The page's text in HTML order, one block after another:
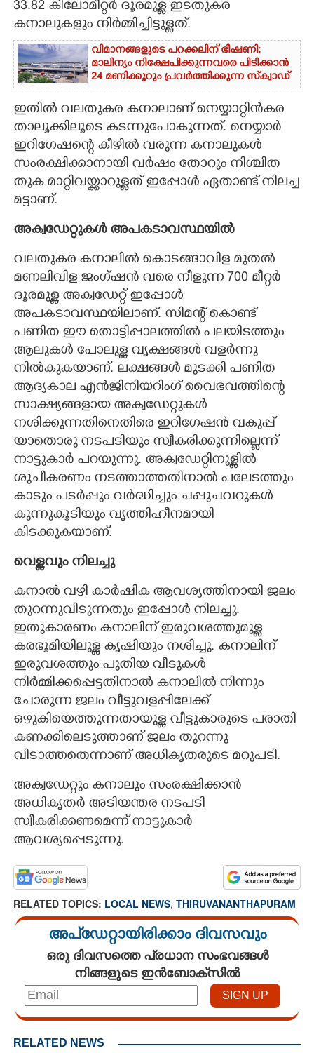
33.82 കിലോമീറ്റർ ദൂരമുള്ള ഇടതുകര
കനാലുകളും നിർമ്മിച്ചിട്ടുള്ളത്.
വിമാനങ്ങളുടെ പറക്കലിന് ഭീഷണി;​
മാലിന്യം നിക്ഷേപിക്കുന്നവരെ പിടിക്കാൻ
24 മണിക്കൂറും പ്രവർത്തിക്കുന്ന സ്‌ക്വാഡ്
ഇതിൽ വലതുകര കനാലാണ് നെയ്യാറ്റിൻകര
താലൂക്കിലൂടെ കടന്നുപോകുന്നത്. നെയ്യാർ
ഇറിഗേഷന്റെ കീഴിൽ വരുന്ന കനാലുകൾ
സംരക്ഷിക്കാനായി വർഷം തോറും നിശ്ചിത
തുക മാറ്റിവയ്ക്കാറുള്ളത് ഇപ്പോൾ ഏതാണ്ട് നിലച്ച
മട്ടാണ്.
അക്വഡേറ്റുകൾ അപകടാവസ്ഥയിൽ
വലതുകര കനാലിൽ കൊടങ്ങാവിള മുതൽ
മണലിവിള ജംഗ്ഷൻ വരെ നീളുന്ന 700 മീറ്റർ
ദൂരമുള്ള അക്വഡേറ്റ് ഇപ്പോൾ
അപകടാവസ്ഥയിലാണ്. സിമന്റ് കൊണ്ട്
പണിത ഈ തൊട്ടിപ്പാലത്തിൽ പലയിടത്തും
ആലുകൾ പോലുള്ള വൃക്ഷങ്ങൾ വളർന്നു
നിൽകുകയാണ്. ലക്ഷങ്ങൾ മുടക്കി പണിത
ആദ്യകാല എൻജിനിയറിംഗ് വൈഭവത്തിന്റെ
സാക്ഷ്യങ്ങളായ അക്വഡേറ്റുകൾ
നശിക്കുന്നതിനെതിരെ ഇറിഗേഷൻ വകുപ്പ്
യാതൊരു നടപടിയും സ്വീകരിക്കുന്നില്ലെന്ന്
നാട്ടുകാർ പറയുന്നു. അക്വഡേറ്റിനുള്ളിൽ
ശുചീകരണം നടത്താത്തതിനാൽ പലേടത്തും
കാടും പടർപ്പും വർദ്ധിച്ചും ചപ്പുചവറുകൾ
കുന്നുകൂടിയും വൃത്തിഹീനമായി
കിടക്കുകയാണ്.
വെള്ളവും നിലച്ചു
കനാൽ വഴി കാർഷിക ആവശ്യത്തിനായി ജലം
തുറന്നുവിടുന്നതും ഇപ്പോൾ നിലച്ചു.
ഇതുകാരണം കനാലിന് ഇരുവശത്തുമുള്ള
കരഭൂമിയിലുള്ള കൃഷിയും നശിച്ചു. കനാലിന്
ഇരുവശത്തും പുതിയ വീടുകൾ
നി‌ർമ്മിക്കപ്പെട്ടതിനാൽ കനാലിൽ നിന്നും
ചോരുന്ന ജലം വീട്ടുവളപ്പിലേക്ക്
ഒഴുകിയെത്തുന്നതായുള്ള വീട്ടുകാരുടെ പരാതി
കണക്കിലെടുത്താണ് ജലം തുറന്നു
വിടാത്തതെന്നാണ് അധികൃതരുടെ മറുപടി.
അക്വഡേറ്റും കനാലും സംരക്ഷിക്കാൻ
അധികൃതർ അടിയന്തര നടപടി
സ്വീകരിക്കണമെന്ന് നാട്ടുകാർ
ആവശ്യപ്പെടുന്നു.
RELATED TOPICS: LOCAL NEWS, THIRUVANANTHAPURAM
അപ്ഡേറ്റായിരിക്കാം ദിവസവും
ഒരു ദിവസത്തെ പ്രധാന സംഭവങ്ങൾ
നിങ്ങളുടെ ഇൻബോക്സിൽ
RELATED NEWS